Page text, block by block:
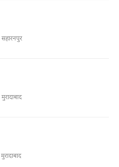
सहारनपुर
मुरादाबाद
मुरादाबाद